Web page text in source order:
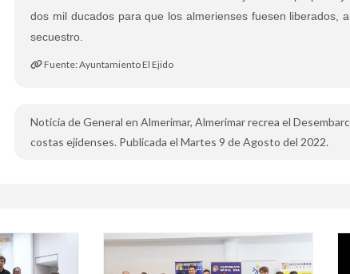
dos mil ducados para que los almerienses fuesen liberados,
secuestro.
Fuente: Ayuntamiento El Ejido
Noticia de General en Almerimar, Almerimar recrea el
costas ejidenses. Publicada el Martes 9 de Agosto del 2022.